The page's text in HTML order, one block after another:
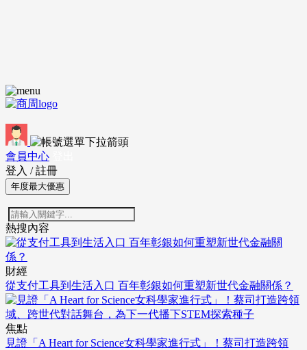
會員中心
登入 / 註冊
年度最大優惠
熱搜內容
財經
從支付工具到生活入口 百年彰銀如何重塑新世代金融關係？
焦點
見證「A Heart for Science女科學家進行式」！蔡司打造跨領